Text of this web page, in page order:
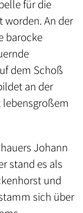
für die
worden. An der
barocke
dem Schoß
an der
Johann
stand es als
und
sich über